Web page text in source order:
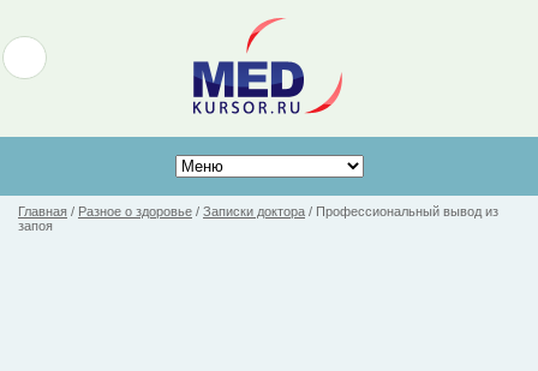
Главная / Разное о здоровье / Записки доктора / Профессиональный вывод из
запоя